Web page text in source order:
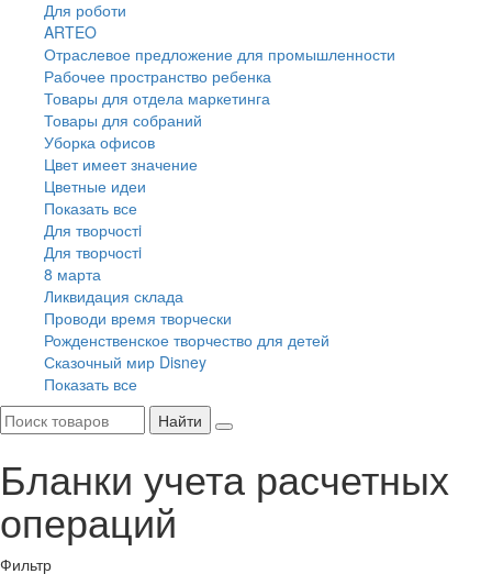
Для роботи
ARTEO
Отраслевое предложение для промышленности
Рабочее пространство ребенка
Товары для отдела маркетинга
Товары для собраний
Уборка офисов
Цвет имеет значение
Цветные идеи
Показать все
Для творчостi
Для творчостi
8 марта
Ликвидация склада
Проводи время творчески
Рожденственское творчество для детей
Сказочный мир Disney
Показать все
Найти
Бланки учета расчетных
операций
Фильтр